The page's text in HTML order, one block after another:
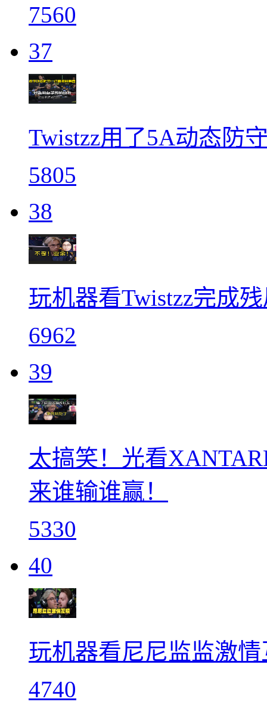
7560
37
Twistzz用了5A动态防
5805
38
玩机器看Twistzz完成
6962
39
太搞笑！光看
来谁输谁赢！
5330
40
玩机器看尼尼监监激
4740